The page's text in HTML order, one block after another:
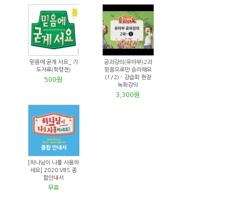
믿음에 굳게 서요_ 기
도자료(학령전)
500원
공과강의(유아부)2과
믿음으로만 승리해요
(1/2) - 강습회 현장
녹화강의
3,300원
[하나님이 나를 사용하
세요] 2020 VBS 종
합안내서
무료